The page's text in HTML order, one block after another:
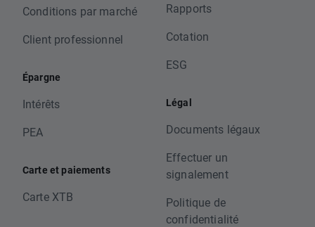
Conditions par marché
Client professionnel
Épargne
Intérêts
PEA
Carte et paiements
Carte XTB
Rapports
Cotation
ESG
Légal
Documents légaux
Effectuer un
signalement
Politique de
confidentialité